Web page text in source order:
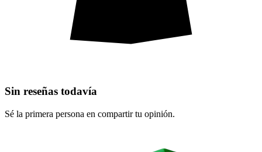
Sin reseñas todavía
Sé la primera persona en compartir tu opinión.